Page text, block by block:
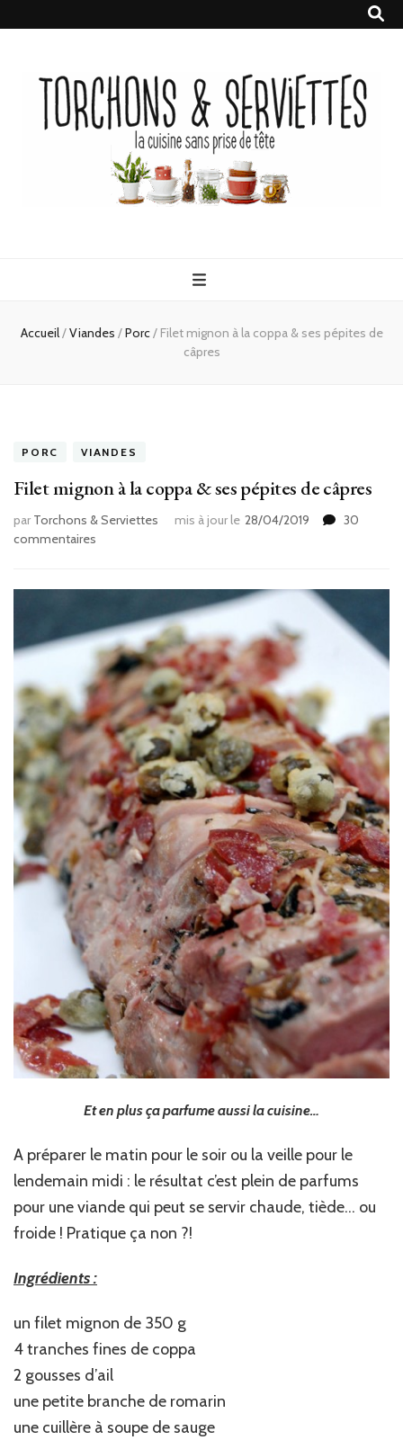
Serviettes
Accueil/Viandes /Porc/ Filet mignon à la coppa & ses pépites de
câpres
PORC VIANDES
Filet mignon à la coppa & ses pépites de câpres
par Torchons & Serviettes mis à jour le 28/04/2019
30
commentaires
à
coppa
&
ses
pépites
de
câpres
Et en plus ça parfume aussi la cuisine…
A préparer le matin pour le soir ou la veille pour le
lendemain midi : le résultat c’est plein de parfums
pour une viande qui peut se servir chaude, tiède… ou
froide ! Pratique ça non ?!
Ingrédients :
un filet mignon de 350 g
4 tranches fines de coppa
2 gousses d’ail
une petite branche de romarin
une cuillère à soupe de sauge